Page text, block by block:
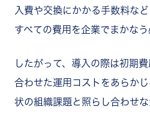
入費や交換にかかる手数料な
すべての費用を企業でまかなう
したがって、導入の際は初期
合わせた運用コストをあらか
状の組織課題と照らし合わせ